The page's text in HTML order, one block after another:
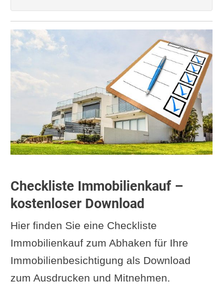
Checkliste Immobilienkauf –
kostenloser Download
Hier finden Sie eine Checkliste
Immobilienkauf zum Abhaken für Ihre
Immobilienbesichtigung als Download
zum Ausdrucken und Mitnehmen.